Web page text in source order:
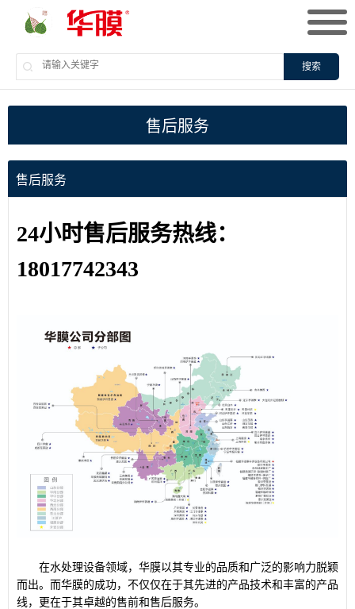
搜索
售后服务
售后服务
24小时售后服务热线：
18017742343
在水处理设备领域，华膜以其专业的品质和广泛的影响力脱颖
而出。而华膜的成功，不仅仅在于其先进的产品技术和丰富的产品
线，更在于其卓越的售前和售后服务。